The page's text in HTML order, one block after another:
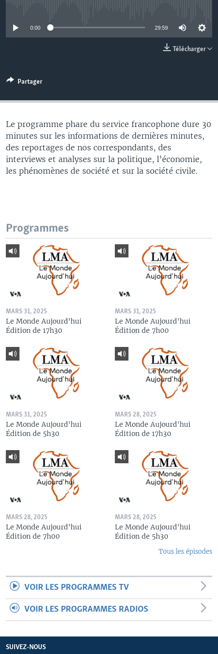
0:00 29:59
Télécharger
Partager
Le programme phare du service francophone dure 30
minutes sur les informations de dernières minutes,
des reportages de nos correspondants, des
interviews et analyses sur la politique, l’économie,
les phénomènes de société et sur la société civile.
Programmes
MARS 31, 2025
Le Monde Aujourd'hui
Édition de 17h30
MARS 31, 2025
Le Monde Aujourd'hui
Édition de 7h00
MARS 31, 2025
Le Monde Aujourd'hui
Édition de 5h30
MARS 28, 2025
Le Monde Aujourd'hui
Édition de 17h30
MARS 28, 2025
Le Monde Aujourd'hui
Édition de 7h00
MARS 28, 2025
Le Monde Aujourd'hui
Édition de 5h30
Tous les épisodes
VOIR LES PROGRAMMES TV
VOIR LES PROGRAMMES RADIOS
SUIVEZ-NOUS